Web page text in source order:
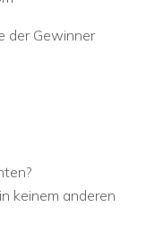
der Gewinner
keinem anderen